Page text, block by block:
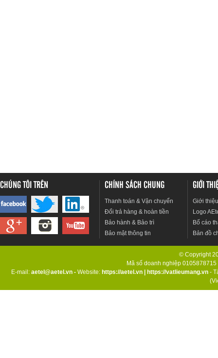
CHÚNG TÔI TRÊN CHÍNH SÁCH CHUNG
Thanh toán & Vận chuyển
Đổi trả hàng & hoàn tiền
Bảo hành & Bảo trì
Bảo mật thông tin
GIỚI
Giới
Logo
Bố cáo
Bản đồ
© Copyright
Mã số doanh nghiệp
E-mail: aetel@aetel.vn - Website: https://aetel.vn https://vatlieumang.vn -